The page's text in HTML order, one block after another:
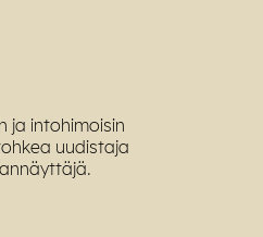
ja intohimoisin
uudistaja